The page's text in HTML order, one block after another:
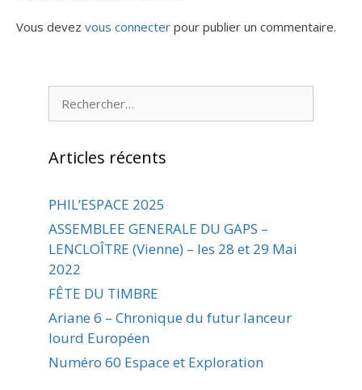
Vous devez vous connecter pour publier un commentaire.
Rechercher :
Articles récents
PHIL’ESPACE 2025
ASSEMBLEE GENERALE DU GAPS –
LENCLOÎTRE (Vienne) – les 28 et 29 Mai
2022
FÊTE DU TIMBRE
Ariane 6 – Chronique du futur lanceur
lourd Européen
Numéro 60 Espace et Exploration